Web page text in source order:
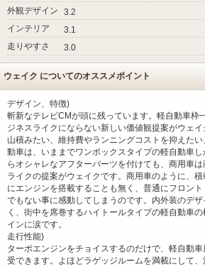
外観デザイン
3.2
インテリア
3.1
走りやすさ
3.0
ウェイク についてのオススメポイント
デザイン、特徴)
斬新なテレビCMが頭に残っています。軽自動車枠
ジネスライクにならない新しい価値観提案がウェ
山積みたい、維持費やランニングコストを抑えた
動車は、いままでワンボックスタイプの軽自動車し
らオシャレなアフターパーツを付けても、商用車
ライクの提案がウェイクです。商用車のように、
にエンジンを搭載することも無く、普通にフロン
でもない事に感動してしまうのです。内外装のデ
く、街中を席巻するハイトールタイプの軽自動車
インに涙です。
走行性能)
ターボエンジンをチョイスするのだけで、軽自動
受できます。よほどラゲッジルームを満載にして